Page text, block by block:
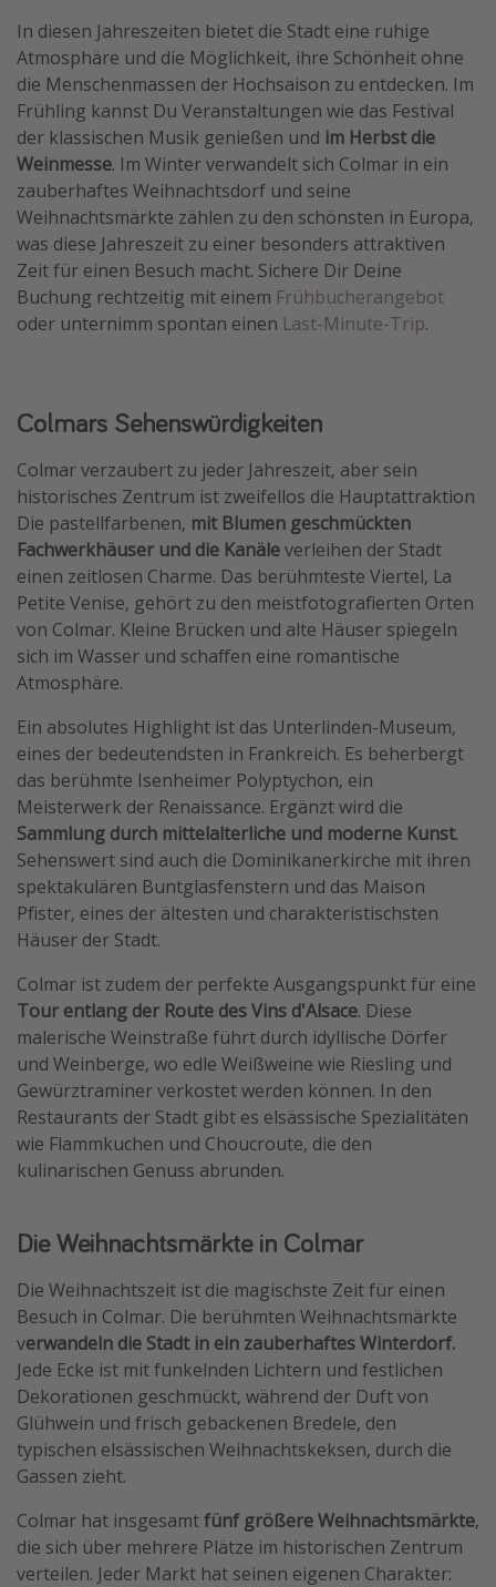
In diesen Jahreszeiten bietet die Stadt eine ruhige
Atmosphäre und die Möglichkeit, ihre Schönheit ohne
die Menschenmassen der Hochsaison zu entdecken. Im
Frühling kannst Du Veranstaltungen wie das Festival
der klassischen Musik genießen und im Herbst die
Weinmesse. Im Winter verwandelt sich Colmar in ein
zauberhaftes Weihnachtsdorf und seine
Weihnachtsmärkte zählen zu den schönsten in Europa,
was diese Jahreszeit zu einer besonders attraktiven
Zeit für einen Besuch macht. Sichere Dir Deine
Buchung rechtzeitig mit einem Frühbucherangebot
oder unternimm spontan einen Last-Minute-Trip.
Colmars Sehenswürdigkeiten
Colmar verzaubert zu jeder Jahreszeit, aber sein
historisches Zentrum ist zweifellos die Hauptattraktion
Die pastellfarbenen, mit Blumen geschmückten
Fachwerkhäuser und die Kanäleverleihen der Stadt
einen zeitlosen Charme. Das berühmteste Viertel, La
Petite Venise, gehört zu den meistfotografierten Orten
von Colmar. Kleine Brücken und alte Häuser spiegeln
sich im Wasser und schaffen eine romantische
Atmosphäre.
Ein absolutes Highlight ist das Unterlinden-Museum,
eines der bedeutendsten in Frankreich. Es beherbergt
das berühmte Isenheimer Polyptychon, ein
Meisterwerk der Renaissance. Ergänzt wird die
Sammlung durch mittelalterliche und moderne Kunst.
Sehenswert sind auch die Dominikanerkirche mit ihren
spektakulären Buntglasfenstern und das Maison
Pfister, eines der ältesten und charakteristischsten
Häuser der Stadt.
Colmar ist zudem der perfekte Ausgangspunkt für eine
Tour entlang der Route des Vins d'Alsace. Diese
malerische Weinstraße führt durch idyllische Dörfer
und Weinberge, wo edle Weißweine wie Riesling und
Gewürztraminer verkostet werden können. In den
Restaurants der Stadt gibt es elsässische Spezialitäten
wie Flammkuchen und Choucroute, die den
kulinarischen Genuss abrunden.
Die Weihnachtsmärkte in Colmar
Die Weihnachtszeit ist die magischste Zeit für einen
Besuch in Colmar. Die berühmten Weihnachtsmärkte
verwandeln die Stadt in ein zauberhaftes Winterdorf.
Jede Ecke ist mit funkelnden Lichtern und festlichen
Dekorationen geschmückt, während der Duft von
Glühwein und frisch gebackenen Bredele, den
typischen elsässischen Weihnachtskeksen, durch die
Gassen zieht.
Colmar hat insgesamtfünf größere Weihnachtsmärkte,
die sich über mehrere Plätze im historischen Zentrum
verteilen. Jeder Markt hat seinen eigenen Charakter: